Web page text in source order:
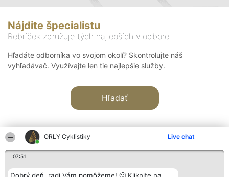
ORLY Cyklistiky Live chat
07:51
Nájdite špecialistu
Rebríček združuje tých najlepších v odbore
Hľadáte odborníka vo svojom okolí? Skontrolujte náš
vyhľadávač. Využívajte len tie najlepšie služby.
Hľadať
Organizátor hodnotenia Hodnotenie Kontakt